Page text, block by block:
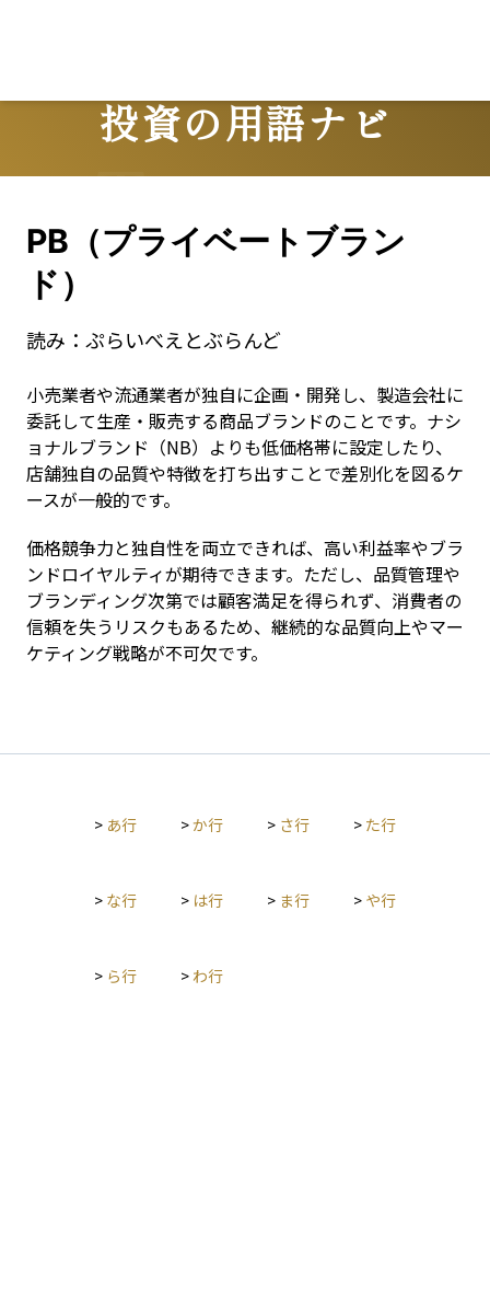
投資の用語ナビ
Terms
PB（プライベートブラン
ド）
読み： ぷらいべえとぶらんど
小売業者や流通業者が独自に企画・開発し、製造会社に
委託して生産・販売する商品ブランドのことです。ナシ
ョナルブランド（NB）よりも低価格帯に設定したり、
店舗独自の品質や特徴を打ち出すことで差別化を図るケ
ースが一般的です。
価格競争力と独自性を両立できれば、高い利益率やブラ
ンドロイヤルティが期待できます。ただし、品質管理や
ブランディング次第では顧客満足を得られず、消費者の
信頼を失うリスクもあるため、継続的な品質向上やマー
ケティング戦略が不可欠です。
> あ行 >か行 > さ行 > た行
> な行 > は行 > ま行 > や行
> ら行 > わ行